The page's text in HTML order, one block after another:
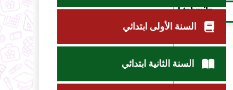
السنة الأولى ابتدائي
السنة الثانية ابتدائي